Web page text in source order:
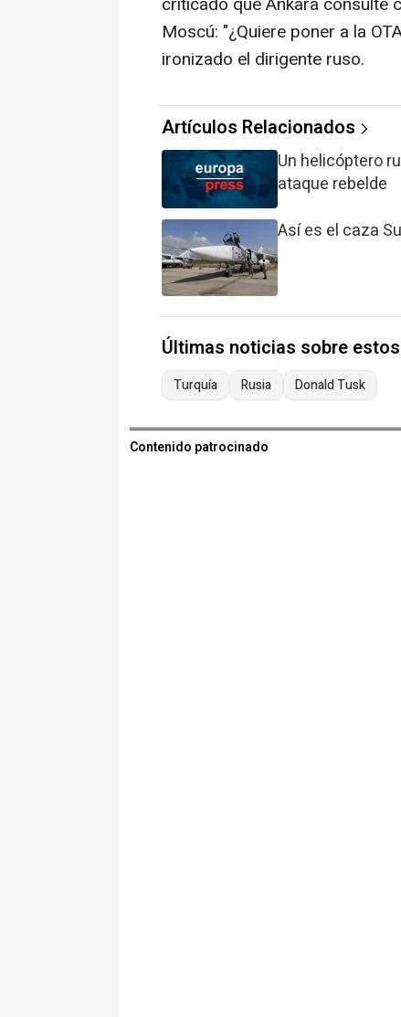
Moscú: "¿Quiere poner a la
ironizado el dirigente ruso.
Artículos Relacionados
Un helicóptero
ataque rebelde
Así es el caza
Últimas noticias sobre
Turquía Rusia Donald Tusk
Contenido patrocinado